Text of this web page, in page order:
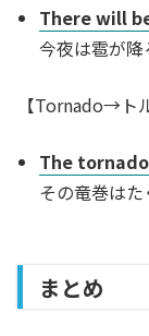
There will
今夜は雹が降
【Tornado→ト
The
その竜巻はた
まとめ